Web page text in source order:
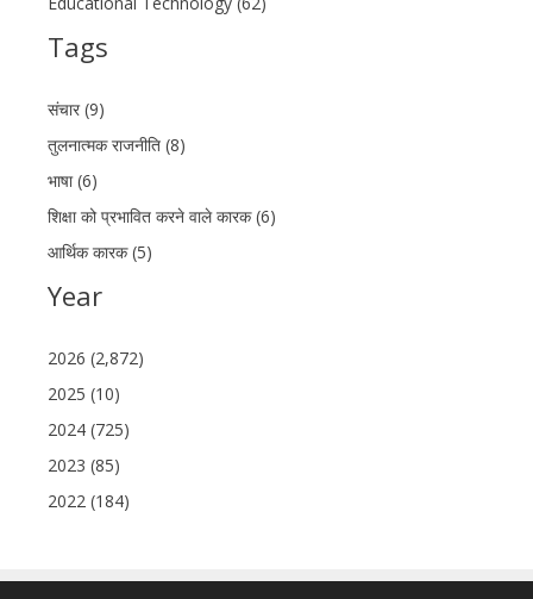
Tags
संचार (9)
तुलनात्मक राजनीति (8)
भाषा (6)
शिक्षा को प्रभावित करने वाले कारक (6)
आर्थिक कारक (5)
Year
2026 (2,872)
2025 (10)
2024 (725)
2023 (85)
2022 (184)